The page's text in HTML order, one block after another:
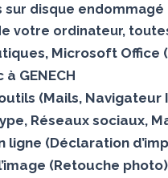
disque endommagé
votre ordinateur,
Microsoft Office
GENECH
(Mails, Navigateur
Réseaux sociaux,
(Déclaration
(Retouche photo)